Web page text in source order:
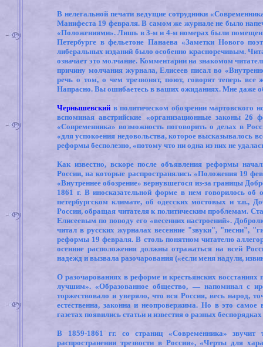
В нелегальной печати ведущие сотрудники
Манифеста 19 февраля. В самом же журнале не было
«Положениями». Лишь в 3-м и 4-м номерах были
Петербурге в фельетоне Панаева «Заметки Нового
либеральных изданий было особенно красноречивым.
означает это молчание. Комментарии на знакомом
причину молчания журнала, Елисеев писал во
речь о том, о чем трезвонят, поют, говорят теперь
Напрасно. Вы ошибаетесь в ваших ожиданиях. Мне даже
Чернышевский в политическом обозрении
вспоминая австрийские «организационные законы
«Современника» возможность поговорить о делах в
«для успокоения недовольства, которое высказывалось
реформы бесполезно, «потому что ни одна из них не
Как известно, вскоре после объявления реформы
России, на которые распространялись «Положения 19
«Внутреннее обозрение» вернувшегося из-за границы
1861 г. В иносказательной форме в нем говорилось
петербургском климате, об одесских мостовых и т.п.,
России, обращая читателя к политическим проблемам.
Елисеевым по поводу его «весенних настроений».
читал в русских журналах весенние "звуки", "песни",
реформы 19 февраля. В столь понятном читателю
осенние расположения должны отражаться на всей
надежд и вызвала разочарования («если меня надули,
О разочарованиях в реформе и крестьянских
лучшим». «Образованное общество, — напоминал с
торжествовало и уверяло, что вся Россия, весь народ,
естественна, законна и неопровержима. Но в это
газетах появились статьи и известия о разных
В 1859-1861 гг. со страниц «Современника»
распространении трезвости в России», «Черты для